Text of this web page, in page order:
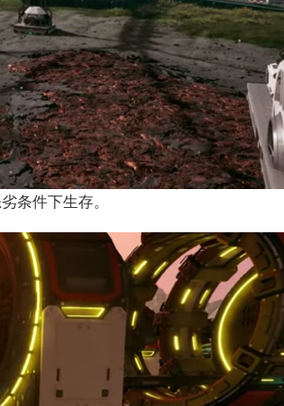
条件下生存。